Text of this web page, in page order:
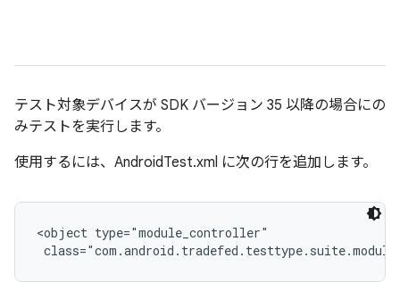
テスト対象デバイスが SDK バージョン 35 以降の場合にの
みテストを実行します。
使用するには、AndroidTest.xml に次の行を追加します。
<object type="module_controller"